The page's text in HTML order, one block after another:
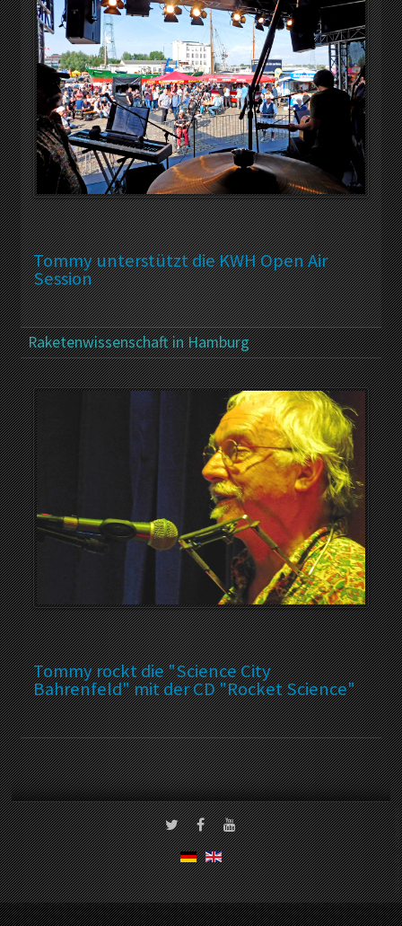
Tommy unterstützt die KWH Open Air
Session
Raketenwissenschaft in Hamburg
Tommy rockt die "Science City
Bahrenfeld" mit der CD "Rocket Science"